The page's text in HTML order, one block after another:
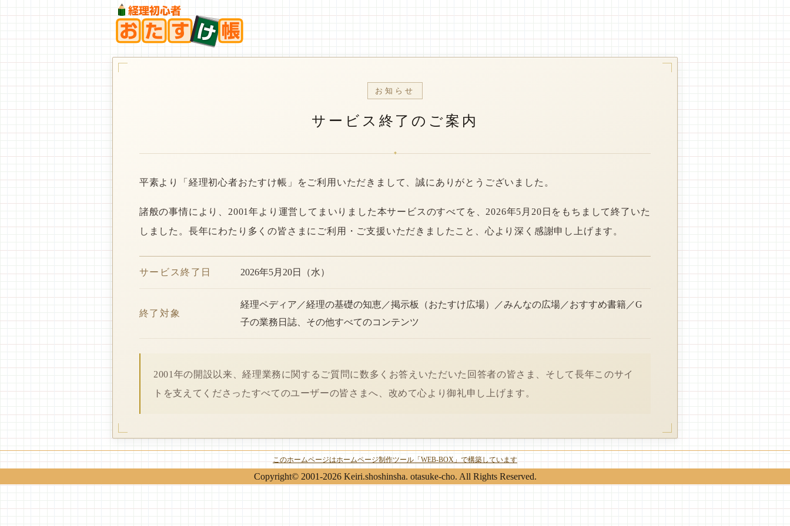
お知らせ
サービス終了のご案内
*
平素より「経理初心者おたすけ帳」をご利用いただきまして、誠にありがとうございました。
諸般の事情により、2001年より運営してまいりました本サービスのすべてを、2026年5月20日をもちまして終了いた
しました。長年にわたり多くの皆さまにご利用・ご支援いただきましたこと、心より深く感謝申し上げます。
サービス終了日 2026年5月20日（水）
終了対象
経理ペディア／経理の基礎の知恵／掲示板（おたすけ広場）／みんなの広場／おすすめ書籍／G
子の業務日誌、その他すべてのコンテンツ
2001年の開設以来、経理業務に関するご質問に数多くお答えいただいた回答者の皆さま、そして長年このサイ
トを支えてくださったすべてのユーザーの皆さまへ、改めて心より御礼申し上げます。
このホームページはホームページ制作ツール「WEB-BOX」で構築しています
Copyright© 2001-2026 Keiri.shoshinsha. otasuke-cho. All Rights Reserved.